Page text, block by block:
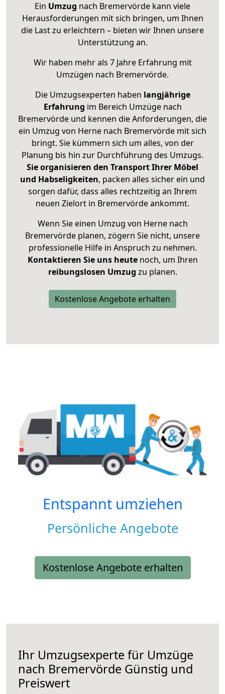
Ein Umzug nach Bremervörde kann viele
Herausforderungen mit sich bringen, um Ihnen
die Last zu erleichtern – bieten wir Ihnen unsere
Unterstützung an.
Wir haben mehr als 7 Jahre Erfahrung mit
Umzügen nach Bremervörde.
Die Umzugsexperten haben langjährige
Erfahrung im Bereich Umzüge nach
Bremervörde und kennen die Anforderungen, die
ein Umzug von Herne nach Bremervörde mit sich
bringt. Sie kümmern sich um alles, von der
Planung bis hin zur Durchführung des Umzugs.
Sie organisieren den Transport Ihrer Möbel
und Habseligkeiten, packen alles sicher ein und
sorgen dafür, dass alles rechtzeitig an Ihrem
neuen Zielort in Bremervörde ankommt.
Wenn Sie einen Umzug von Herne nach
Bremervörde planen, zögern Sie nicht, unsere
professionelle Hilfe in Anspruch zu nehmen.
Kontaktieren Sie uns heutenoch, um Ihren
reibungslosen Umzug zu planen.
Kostenlose Angebote erhalten
Entspannt umziehen
Persönliche Angebote
Kostenlose Angebote erhalten
Ihr Umzugsexperte für Umzüge
nach Bremervörde Günstig und
Preiswert